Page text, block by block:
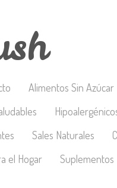
Alimentos Sin Azúcar
Sales Naturales
el Hogar Suplementos